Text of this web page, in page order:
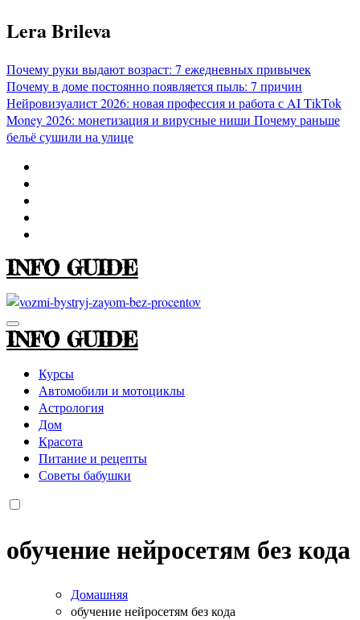
Перейти
к
Lera Brileva
Почему руки выдают возраст: 7 ежедневных привычек
Почему в доме постоянно появляется пыль: 7 причин
Нейровизуалист 2026: новая профессия и работа с AITikTok
Money 2026: монетизация и вирусные ниши Почему раньше
бельё сушили на улице
INFO GUIDE
INFO GUIDE
Курсы
Автомобили и мотоциклы
Астрология
Дом
Красота
Питание и рецепты
Советы бабушки
обучение нейросетям без кода
Домашняя
обучение нейросетям без кода